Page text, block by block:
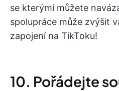
se kterými můžete
spolupráce může zvýšit
zapojení na TikToku!
10. Pořádejte